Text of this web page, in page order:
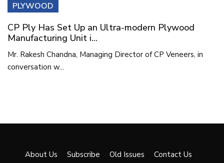
PLYWOOD
CP Ply Has Set Up an Ultra-modern Plywood
Manufacturing Unit i...
Mr. Rakesh Chandna, Managing Director of CP Veneers, in
conversation w...
About Us Subscribe Old Issues Contact Us